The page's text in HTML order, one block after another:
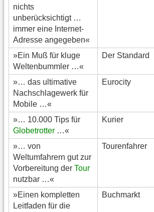
nichts
unberücksichtigt …
immer eine Internet-
Adresse angegeben«
»Ein Muß für kluge
Weltenbummler …«
Der Standard
»… das ultimative
Nachschlagewerk für
Mobile …«
Eurocity
»… 10.000 Tips für
Globetrotter …«
Kurier
»… von
Weltumfahrern gut zur
Vorbereitung der Tour
nutzbar …«
Tourenfahrer
»Einen kompletten
Leitfaden für die
Buchmarkt